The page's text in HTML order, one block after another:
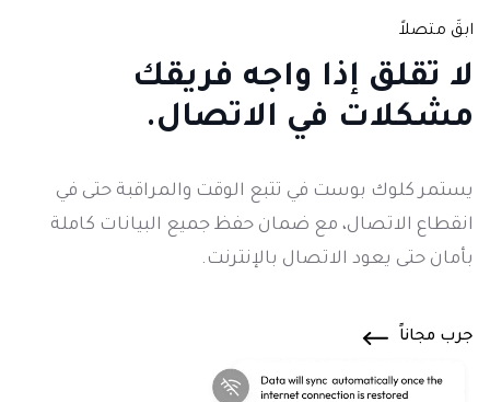
ابقَ متصلاً
لا تقلق إذا واجه فريقك
مشكلات في الاتصال.
يستمر كلوك بوست في تتبع الوقت والمراقبة حتى في
انقطاع الاتصال، مع ضمان حفظ جميع البيانات كاملة
بأمان حتى يعود الاتصال بالإنترنت.
جرب مجاناً